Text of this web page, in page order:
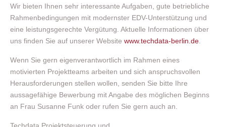
Wir bieten Ihnen sehr interessante Aufgaben, gute betriebliche
Rahmenbedingungen mit modernster EDV-Unterstützung und
eine leistungsgerechte Vergütung. Aktuelle Informationen über
uns finden Sie auf unserer Website www.techdata-berlin.de
Wenn Sie gern eigenverantwortlich im Rahmen eines
motivierten Projektteams arbeiten und sich anspruchsvollen
Herausforderungen stellen wollen, senden Sie bitte Ihre
aussagefähige Bewerbung mit Angabe des möglichen Beginns
an Frau Susanne Funk oder rufen Sie gern auch an.
Techdata Projektsteuerung und